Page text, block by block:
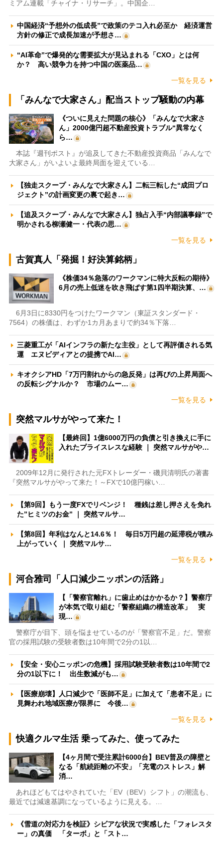
ミアム連載「チャイナ・リサーチ」。中国企…
中国経済“予想外の低成長”で政策のテコ入れ必至か 経済運営
方針の修正で成長加速が予想さ…
“AI革命”で爆発的な需要拡大が見込まれる「CXO」とは何
か？ 高い競争力を持つ中国の医薬品…
一覧を見る
「みんなで大家さん」配当ストップ騒動の内幕
《ついに見えた問題の核心》「みんなで大家さ
ん」2000億円超不動産投資トラブル“異常なく
ら…
本誌『週刊ポスト』が追及してきた不動産投資商品「みんなで
大家さん」がいよいよ最終局面を迎えている…
【独走スクープ・みんなで大家さん】二転三転した“成田プロ
ジェクト”の計画変更の裏で起き…
【追及スクープ・みんなで大家さん】独占入手“内部議事録”で
明かされる柳瀬健一・代表の思…
一覧を見る
古賀真人「発掘！好決算銘柄」
《株価34％急落のワークマンに特大反転の期待》
6月の売上低迷を吹き飛ばす第1四半期決算、…
6月3日に8330円をつけたワークマン（東証スタンダード・
7564）の株価は、わずか1カ月あまりで約34％下落…
三菱重工が「AIインフラの新たな主役」として再評価される気
運 エヌビディアとの提携でAI…
キオクシアHD「7万円割れからの急反発」は再びの上昇局面へ
の反転シグナルか？ 市場のムー…
一覧を見る
突然マルサがやって来た！
【最終回】1億6000万円の負債と引き換えに手に
入れたプライスレスな経験 ｜ 突然マルサがや…
2009年12月に発行された元FXトレーダー・磯貝清明氏の著書
『突然マルサがやって来た！～FXで10億円稼い…
【第9回】もう一度FXでリベンジ！ 種銭は差し押さえを免れ
た”ヒミツのお金” ｜ 突然マルサ…
【第8回】年利はなんと14.6％！ 毎日5万円超の延滞税が積み
上がっていく ｜ 突然マルサ…
一覧を見る
河合雅司「人口減少ニッポンの活路」
【「警察官離れ」に歯止めはかかるか？】警察庁
が本気で取り組む「警察組織の構造改革」 実
現…
警察庁が目下、頭を悩ませているのが「警察官不足」だ。警察
官の採用試験の受験者数は10年間で2分の1以…
【安全・安心ニッポンの危機】採用試験受験者数は10年間で2
分の1以下に！ 出生数減がも…
【医療崩壊】人口減少で「医師不足」に加えて「患者不足」に
見舞われ地域医療が限界に 今後…
一覧を見る
快適クルマ生活 乗ってみた、使ってみた
【4ヶ月間で受注累計6000台】BEV普及の障壁と
なる「航続距離の不安」「充電のストレス」解
消…
あれほどもてはやされていた「EV（BEV）シフト」の潮流も、
最近では減速基調になっているように見える。…
《雪道の対応力を検証》シビアな状況で実感した「フォレスタ
ー」の真価 「ターボ」と「スト…